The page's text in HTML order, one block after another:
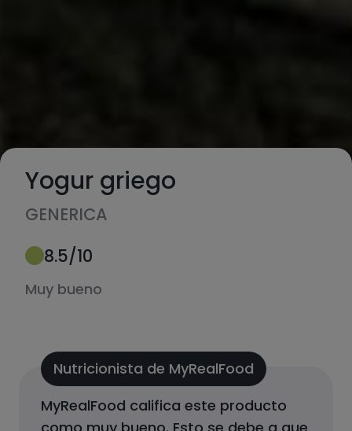
Yogur griego
GENERICA
8.5/10
Muy bueno
Nutricionista de MyRealFood
MyRealFood califica este producto